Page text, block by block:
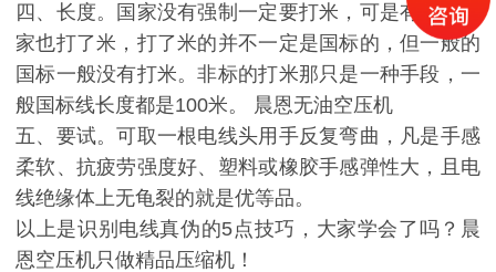
四、长度。国家没有强制一定要打米，可是有很多厂
家也打了米，打了米的并不一定是国标的，但一般的
国标一般没有打米。非标的打米那只是一种手段，一
般国标线长度都是100米。 晨恩无油空压机
五、要试。可取一根电线头用手反复弯曲，凡是手感
柔软、抗疲劳强度好、塑料或橡胶手感弹性大，且电
线绝缘体上无龟裂的就是优等品。
以上是识别电线真伪的5点技巧，大家学会了吗？晨
恩空压机只做精品压缩机！